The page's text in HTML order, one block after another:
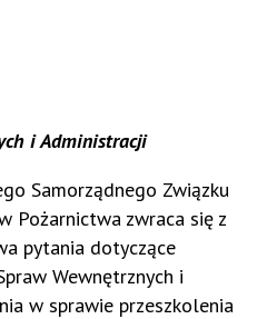
i Administracji
Samorządnego Związku
Pożarnictwa zwraca się z
pytania dotyczące
Wewnętrznych i
w sprawie przeszkolenia